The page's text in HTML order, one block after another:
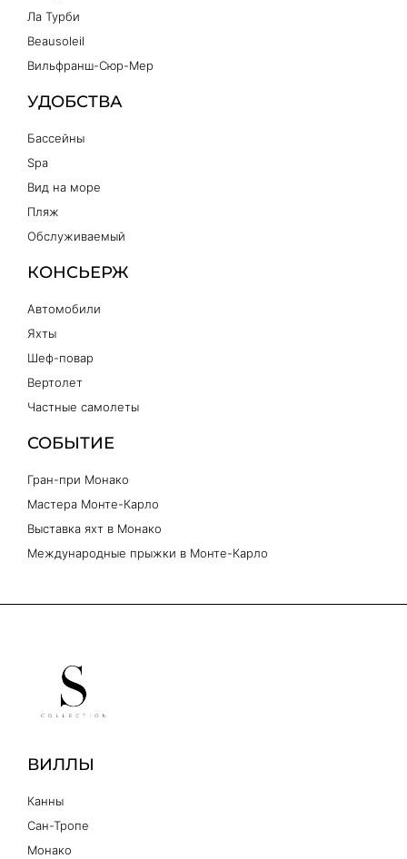
Ла Турби
Beausoleil
Вильфранш-Сюр-Мер
УДОБСТВА
Бассейны
Spa
Вид на море
Пляж
Обслуживаемый
КОНСЬЕРЖ
Автомобили
Яхты
Шеф-повар
Вертолет
Частные самолеты
СОБЫТИЕ
Гран-при Монако
Мастера Монте-Карло
Выставка яхт в Монако
Международные прыжки в Монте-Карло
ВИЛЛЫ
Канны
Сан-Тропе
Монако